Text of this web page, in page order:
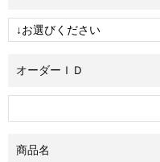
オーダーＩＤ
商品名